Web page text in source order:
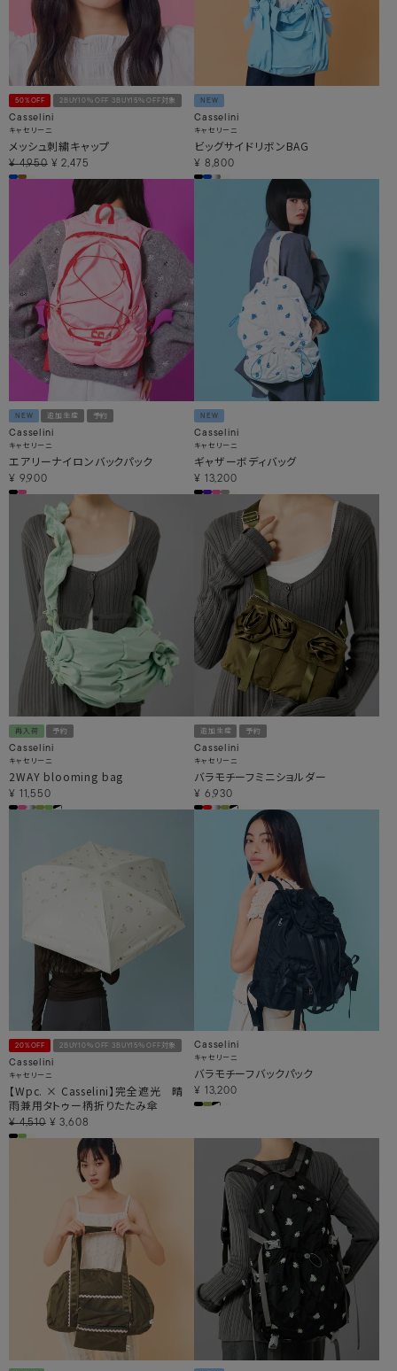
50%OFF 2BUY10％OFF 3BUY15％OFF対象
Casselini
キャセリーニ
メッシュ刺繍キャップ
¥ 4,950 ¥ 2,475
NEW
Casselini
キャセリーニ
ビッグサイドリボンBAG
¥ 8,800
NEW 追加生産 予約
Casselini
キャセリーニ
エアリーナイロンバックパック
¥ 9,900
NEW
Casselini
キャセリーニ
ギャザーボディバッグ
¥ 13,200
再入荷 予約
Casselini
キャセリーニ
2WAY blooming bag
¥ 11,550
追加生産 予約
Casselini
キャセリーニ
バラモチーフミニショルダー
¥ 6,930
20%OFF 2BUY10％OFF 3BUY15％OFF対象
Casselini
キャセリーニ
【Wpc. × Casselini】完全遮光 晴
雨兼用タトゥー柄折りたたみ傘
¥ 4,510 ¥ 3,608
Casselini
キャセリーニ
バラモチーフバックパック
¥ 13,200